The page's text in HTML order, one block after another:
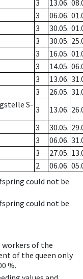
3 13.06.
3 06.06.
3 30.05.
3 30.05.
3 16.05.
3 14.05.
3 13.06.
3 26.05.
S- 3 13.06.
3 30.05.
3 06.06.
3 27.05.
2 06.06.
could not be
could not be
of the
of the queen only
%.